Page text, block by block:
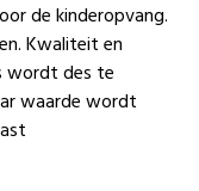
de kinderopvang.
Kwaliteit en
wordt des te
waarde wordt